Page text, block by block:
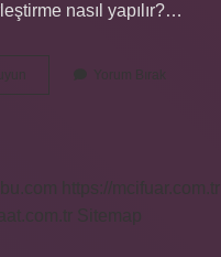
nasıl yapılır?…
Fotoğraf
Yorum Bırak
https://mcifuar.com.tr
Sitemap